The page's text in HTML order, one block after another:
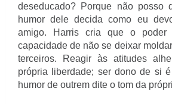
deseducado? Porque não posso
humor dele decida como eu
amigo. Harris cria que o poder
capacidade de não se deixar
terceiros. Reagir às atitudes
própria liberdade; ser dono de si
humor de outrem dite o tom da